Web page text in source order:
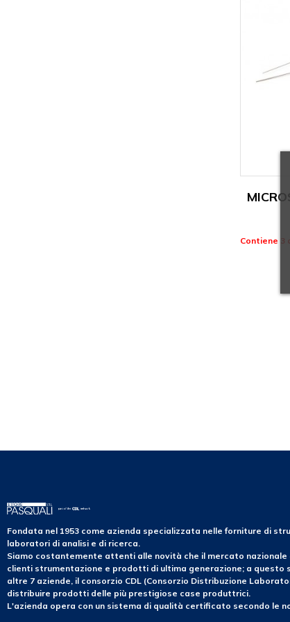
Contiene 3
Fondata nel 1953 come azienda specializzata nelle forniture di
laboratori di analisi e di ricerca.
Siamo costantemente attenti alle novità che il mercato
clienti strumentazione e prodotti di ultima generazione; a questo
altre 7 aziende, il consorzio CDL (Consorzio Distribuzione
distribuire prodotti delle più prestigiose case produttrici.
L'azienda opera con un sistema di qualità certificato secondo le